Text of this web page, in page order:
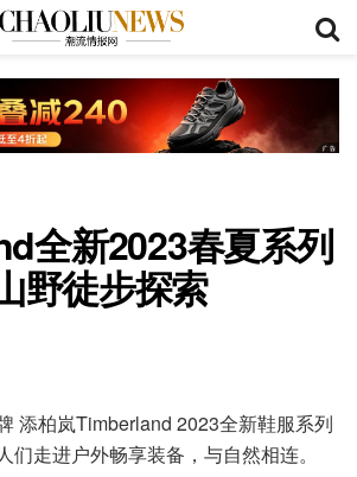
全新2023春夏系列
野徒步探索
添柏岚Timberland 2023全新鞋服系列
们走进户外畅享装备，与自然相连。